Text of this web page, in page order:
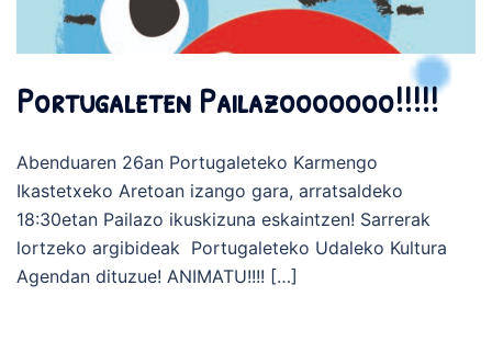
Portugaleten Pailazooooooo!!!!!
Abenduaren 26an Portugaleteko Karmengo
Ikastetxeko Aretoan izango gara, arratsaldeko
18:30etan Pailazo ikuskizuna eskaintzen! Sarrerak
lortzeko argibideak Portugaleteko Udaleko Kultura
Agendan dituzue! ANIMATU!!!! […]